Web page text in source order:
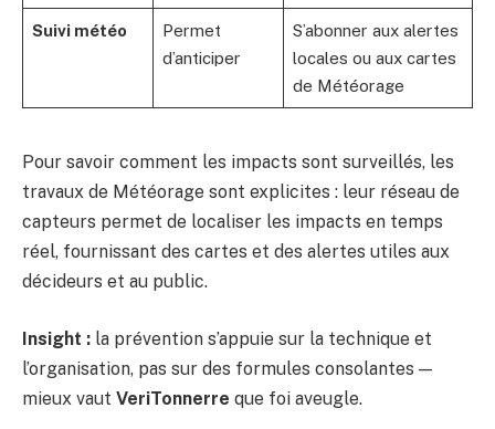
Suivi météo
Permet
d’anticiper
S’abonner aux alertes
locales ou aux cartes
de Météorage
Pour savoir comment les impacts sont surveillés, les
travaux de Météorage sont explicites : leur réseau de
capteurs permet de localiser les impacts en temps
réel, fournissant des cartes et des alertes utiles aux
décideurs et au public.
Insight : la prévention s’appuie sur la technique et
l’organisation, pas sur des formules consolantes —
mieux vaut VeriTonnerre que foi aveugle.